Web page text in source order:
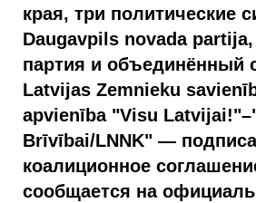
края, три политические
Daugavpils novada partija,
партия и объединённый
Latvijas Zemnieku
apvienība "Visu
Brīvībai/LNNK" —
коалиционное
сообщается на